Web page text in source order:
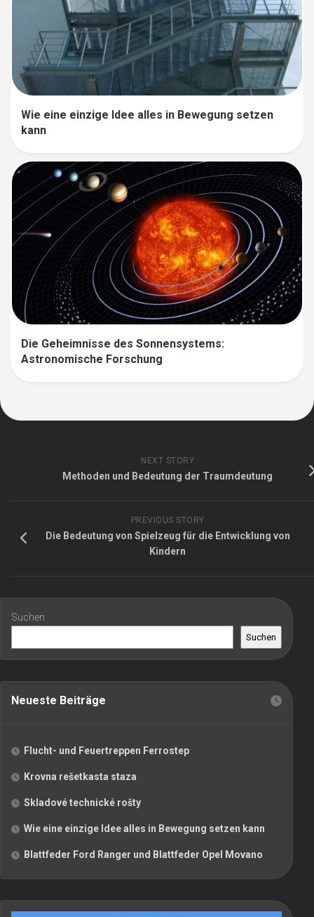
Wie eine einzige Idee alles in Bewegung setzen
kann
Die Geheimnisse des Sonnensystems:
Astronomische Forschung
NEXT STORY
Methoden und Bedeutung der Traumdeutung
PREVIOUS STORY
Die Bedeutung von Spielzeug für die Entwicklung von
Kindern
Suchen
Suchen
Neueste Beiträge
Flucht- und Feuertreppen Ferrostep
Krovna rešetkasta staza
Skladové technické rošty
Wie eine einzige Idee alles in Bewegung setzen kann
Blattfeder Ford Ranger und Blattfeder Opel Movano